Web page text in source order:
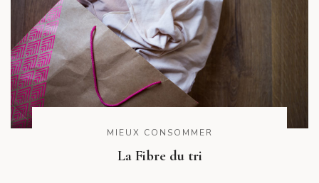
MIEUX CONSOMMER
La Fibre du tri